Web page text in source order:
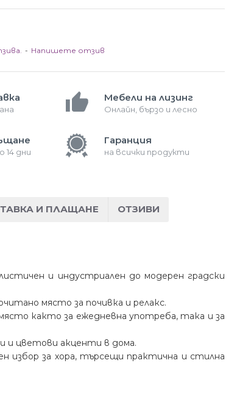
- Напишете отзив
Мебели на лизинг
Онлайн, бързо и лесно
14 дни
Гаранция
на всички продукти
И ПЛАЩАНЕ ОТЗИВИ
и индустриален до модерен градски
място за почивка и релакс.
както за ежедневна употреба, така и за
и цветови акценти в дома.
избор за хора, търсещи практична и стилна